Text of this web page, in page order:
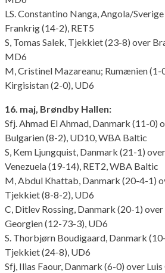
LS. Constantino Nanga, Angola/
Frankrig (14-2), RET5
S, Tomas Salek, Tjekkiet (23-8) over
MD6
M, Cristinel Mazareanu; Rumænien (1-
Kirgisistan (2-0), UD6
16. maj, Brøndby Hallen:
Sfj. Ahmad El Ahmad, Danmark (11-0)
Bulgarien (8-2), UD10, WBA Baltic
S, Kem Ljungquist, Danmark (21-1)
Venezuela (19-14), RET2, WBA Baltic
M, Abdul Khattab, Danmark (20-4-1)
Tjekkiet (8-8-2), UD6
C, Ditlev Rossing, Danmark (20-1)
Georgien (12-73-3), UD6
S. Thorbjørn Boudigaard, Danmark
Tjekkiet (24-8), UD6
Sfj, Ilias Faour, Danmark (6-0) over